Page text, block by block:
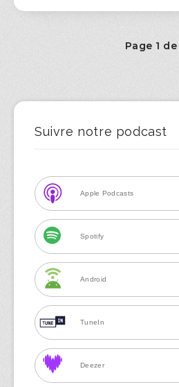
Page 1 de
Suivre notre podcast
Apple Podcasts
Spotify
Android
TuneIn
Deezer